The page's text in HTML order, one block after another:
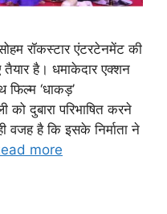
सोहम रॉकस्टार एंटरटेनमेंट की
तैयार है। धमाकेदार एक्शन
‘धाकड़’
दुबारा परिभाषित करने
वजह है कि इसके निर्माता ने
more